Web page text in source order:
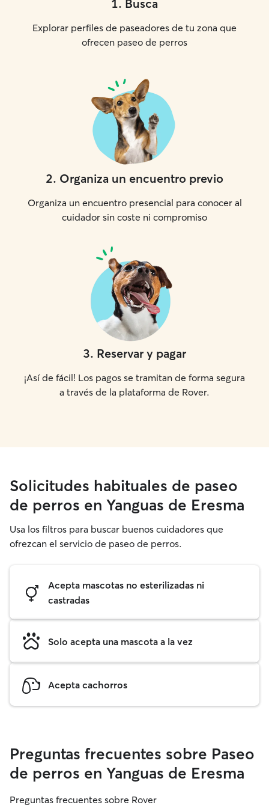
1. Busca
Explorar perfiles de paseadores de tu zona que
ofrecen paseo de perros
2. Organiza un encuentro previo
Organiza un encuentro presencial para conocer al
cuidador sin coste ni compromiso
3. Reservar y pagar
¡Así de fácil! Los pagos se tramitan de forma segura
a través de la plataforma de Rover.
Solicitudes habituales de paseo
de perros en Yanguas de Eresma
Usa los filtros para buscar buenos cuidadores que
ofrezcan el servicio de paseo de perros.
Acepta mascotas no esterilizadas ni
castradas
Solo acepta una mascota a la vez
Acepta cachorros
Preguntas frecuentes sobre Paseo
de perros en Yanguas de Eresma
Preguntas frecuentes sobre Rover